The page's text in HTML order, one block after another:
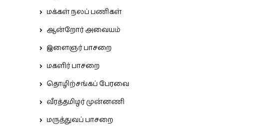
மக்கள் நலப் பணிகள்
ஆன்றோர் அவையம்
இளைஞர் பாசறை
மகளிர் பாசறை
தொழிற்சங்கப் பேரவை
வீரத்தமிழர் முன்னணி
மருத்துவப் பாசறை